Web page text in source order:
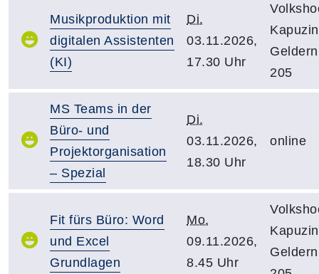
Musikproduktion mit
digitalen Assistenten
(KI)
Di.
03.11.2026,
17.30 Uhr
205
MS Teams in der
Büro- und
Projektorganisation
– Spezial
Di.
03.11.2026,
18.30 Uhr
online
Fit fürs Büro: Word
und Excel
Grundlagen
Mo.
09.11.2026,
8.45 Uhr